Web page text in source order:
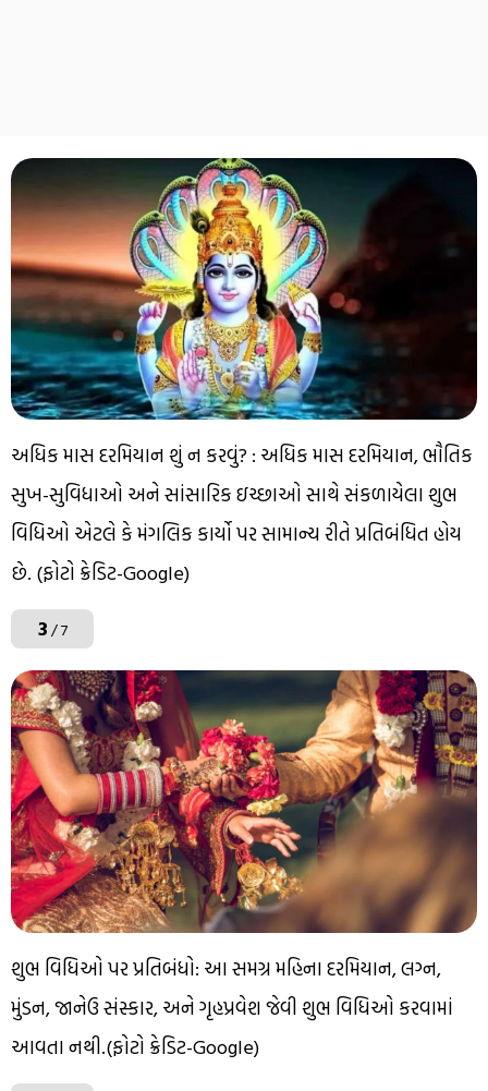
અધિક માસ દરમિયાન શું ન કરવું? : અધિક માસ દરમિયાન, ભૌતિક
સુખ-સુવિધાઓ અને સાંસારિક ઇચ્છાઓ સાથે સંકળાયેલા શુભ
વિધિઓ એટલે કે મંગલિક કાર્યો પર સામાન્ય રીતે પ્રતિબંધિત હોય
છે. (ફોટો ક્રેડિટ-Google)
3/ 7
શુભ વિધિઓ પર પ્રતિબંધો: આ સમગ્ર મહિના દરમિયાન, લગ્ન,
મુંડન, જાનેઉ સંસ્કાર, અને ગૃહપ્રવેશ જેવી શુભ વિધિઓ કરવામાં
આવતા નથી.(ફોટો ક્રેડિટ-Google)